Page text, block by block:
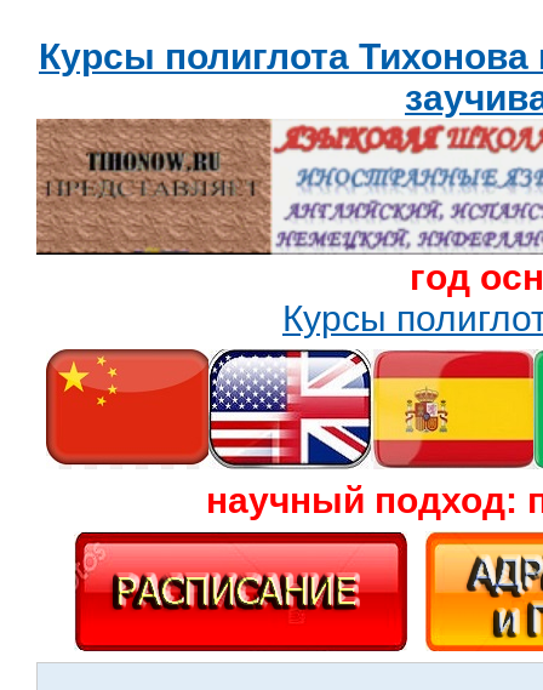
Курсы полиглота
год
Курсы
научный подход: